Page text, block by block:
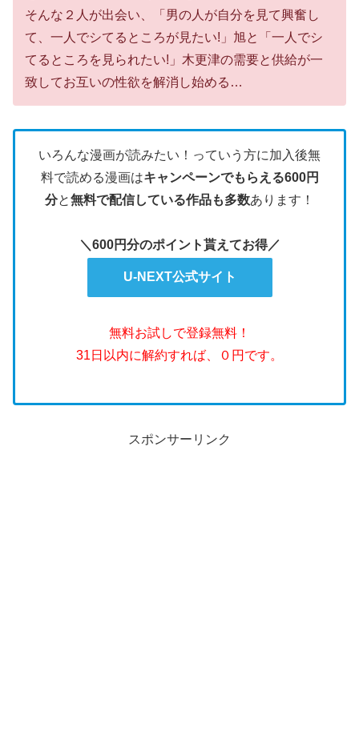
そんな２人が出会い、「男の人が自分を見て興奮し
て、一人でシてるところが見たい!」旭と「一人でシ
てるところを見られたい!」木更津の需要と供給が一
致してお互いの性欲を解消し始める…
いろんな漫画が読みたい！っていう方に加入後無
料で読める漫画はキャンペーンでもらえる600円
分と無料で配信している作品も多数あります！
＼600円分のポイント貰えてお得／
U-NEXT公式サイト
無料お試しで登録無料！
31日以内に解約すれば、０円です。
スポンサーリンク